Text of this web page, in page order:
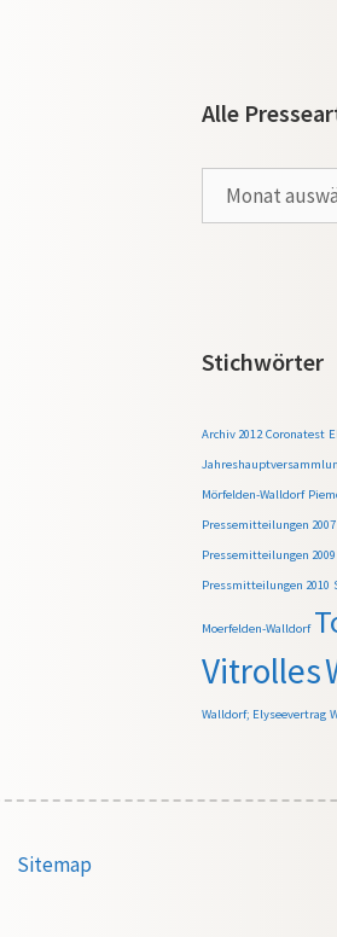
Alle
Presseartikel
Stichwörter
Archiv 2012 Coronatest
Mörfelden-Walldorf
Pressemitteilungen 2007
Pressemitteilungen 2009
Pressmitteilungen 2010
Moerfelden-Walldorf
Vitrolles
Walldorf; Elyseevertrag
Sitemap